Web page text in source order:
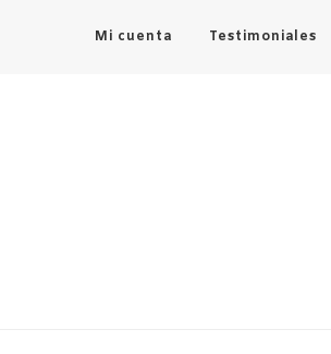
Mi cuenta Testimoniales